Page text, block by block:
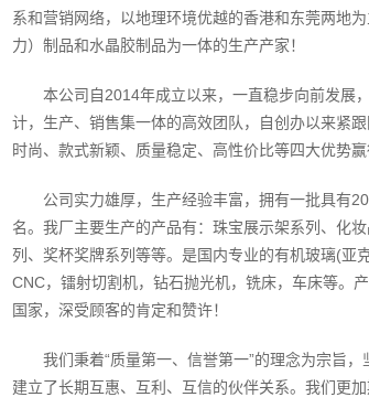
系和营销网络，以地理环境优越的香港和东莞两地
力）制品和水晶胶制品为一体的生产产家！
本公司自2014年成立以来，一直稳步向前发展
计，生产、销售集一体的高效团队，自创办以来紧
时尚、款式新颖、质量稳定、高性价比等四大优势赢
公司实力雄厚，生产经验丰富，拥有一批具有
名。我厂主要生产的产品有：珠宝展示架系列、化
列、奖杯奖牌系列等等。是国内专业的有机玻璃(亚
CNC，镭射切割机，钻石抛光机，铣床，车床等。
国家，深受顾客的肯定和赞许！
我们秉着“质量第一、信誉第一”的理念为宗旨
建立了长期互惠、互利、互信的伙伴关系。我们更